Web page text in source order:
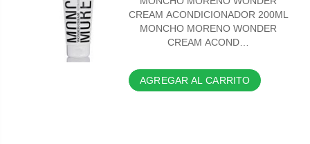
CREAM ACONDICIONADOR 200ML
MONCHO MORENO WONDER
CREAM ACOND…
AGREGAR AL CARRITO